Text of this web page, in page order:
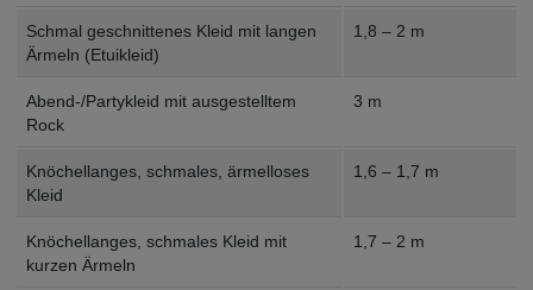
Schmal geschnittenes Kleid mit langen
Ärmeln (Etuikleid)
1,8 – 2 m
Abend-/Partykleid mit ausgestelltem
Rock
3 m
Knöchellanges, schmales, ärmelloses
Kleid
1,6 – 1,7 m
Knöchellanges, schmales Kleid mit
kurzen Ärmeln
1,7 – 2 m